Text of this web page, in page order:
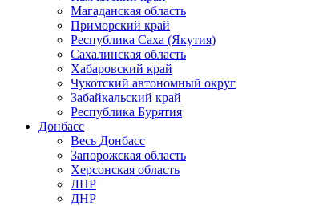
Магаданская область
Приморский край
Республика Саха (Якутия)
Сахалинская область
Хабаровский край
Чукотский автономный округ
Забайкальский край
Республика Бурятия
Донбасс
Весь Донбасс
Запорожская область
Херсонская область
ЛНР
ДНР